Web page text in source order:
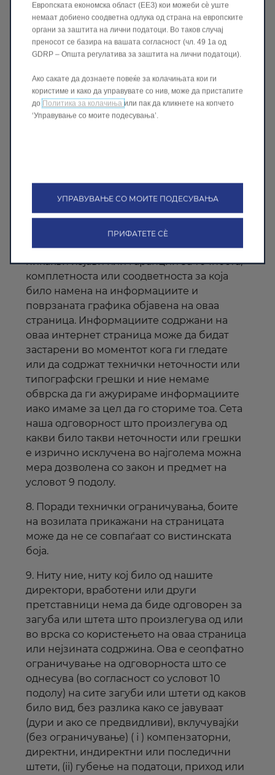
Одрекување од одговорност
6. Ние не гарантираме дека овааинтернет
страница ќе работи без прекин или ќе
биде без грешки или дека ќе биде без
компјутерски вируси или други штетни
апликации. Ние нема да бидеме
одговорни ако од која било причина оваа
интернет страница не е достапна во кое
каков било вид во врска со овааинтернет
страница или нејзината содржина и се
одрекуваме од сите такви изјави и
гаранции. Покрај тоа, ние не даваме
никакви изјави или гаранции за точноста,
комплетноста или соодветноста за која
било намена на информациите и
поврзаната графика објавена на оваа
страница. Информациите содржани на
оваа интернет страница може да бидат
застарени во моментот кога ги гледате
или да содржат технички неточности или
типографски грешки и ние немаме
обврска да ги ажурираме информациите
иако имаме за цел да го сториме тоа. Сета
наша одговорност што произлегува од
какви било такви неточности или грешки
е изрично исклучена во најголема можна
мера дозволена со закон и предмет на
условот 9 подолу.
8. Поради технички ограничувања, боите
на возилата прикажани на страницата
може да не се совпаѓаат со вистинската
боја.
9. Ниту ние, ниту кој било од нашите
директори, вработени или други
претставници нема да биде одговорен за
загуба или штета што произлегува од или
во врска со користењето на оваа страница
или нејзината содржина. Ова е сеопфатно
ограничување на одговорноста што се
однесува (во согласност со условот 10
подолу) на сите загуби или штети од каков
било вид, без разлика како се јавуваат
(дури и ако се предвидливи), вклучувајќи
(без ограничување) ( i ) компензаторни,
директни, индиректни или последични
штети, (ii) губење на податоци, приход или
Европската економска област (ЕЕЗ) кои можеби сѐ уште
немаат добиено соодветна одлука од страна на европските
органи за заштита на лични податоци. Во таков случај
преносот се базира на вашата согласност (чл. 49 1а од
GDRP – Општа регулатива за заштита на лични податоци).
Ако сакате да дознаете повеќе за колачињата кои ги
користиме и како да управувате со нив, може да пристапите
до Политика за колачиња или пак да кликнете на копчето
‘Управување со моите подесувања’.
УПРАВУВАЊЕ СО МОИТЕ ПОДЕСУВАЊА
ПРИФАТЕТЕ СÈ